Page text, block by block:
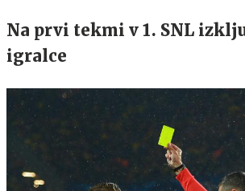
Na prvi tekmi v 1. SNL
igralce